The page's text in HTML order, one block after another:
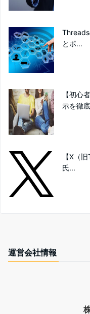
とポ...
【初心
示を徹
【X（
氏...
運営会社情報